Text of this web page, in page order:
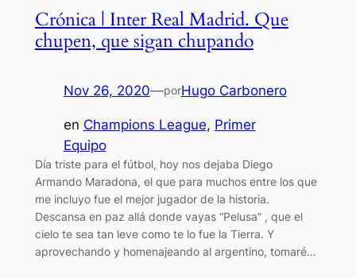
Crónica | Inter Real Madrid. Que
chupen, que sigan chupando
Nov 26, 2020—porHugo Carbonero
en Champions League, Primer
Equipo
Día triste para el fútbol, hoy nos dejaba Diego
Armando Maradona, el que para muchos entre los que
me incluyo fue el mejor jugador de la historia.
Descansa en paz allá donde vayas “Pelusa” , que el
cielo te sea tan leve como te lo fue la Tierra. Y
aprovechando y homenajeando al argentino, tomaré…